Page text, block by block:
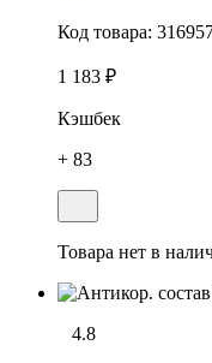
Код товара:
1 183 ₽
Кэшбек
+ 83
Товара нет в
4.8